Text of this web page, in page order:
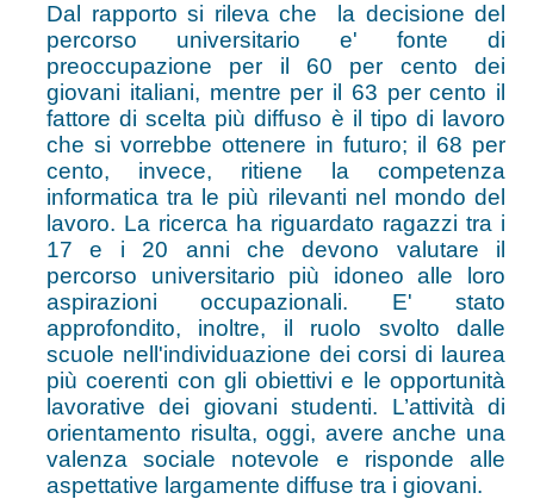
Dal rapporto si rileva che la decisione del
percorso universitario e' fonte di
preoccupazione per il 60 per cento dei
giovani italiani, mentre per il 63 per cento il
fattore di scelta più diffuso è il tipo di lavoro
che si vorrebbe ottenere in futuro; il 68 per
cento, invece, ritiene la competenza
informatica tra le più rilevanti nel mondo del
lavoro. La ricerca ha riguardato ragazzi tra i
17 e i 20 anni che devono valutare il
percorso universitario più idoneo alle loro
aspirazioni occupazionali. E' stato
approfondito, inoltre, il ruolo svolto dalle
scuole nell'individuazione dei corsi di laurea
più coerenti con gli obiettivi e le opportunità
lavorative dei giovani studenti. L’attività di
orientamento risulta, oggi, avere anche una
valenza sociale notevole e risponde alle
aspettative largamente diffuse tra i giovani.